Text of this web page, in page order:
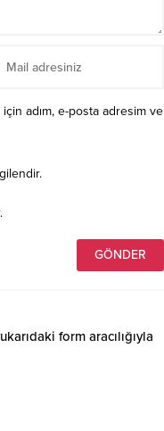
için adım, e-posta adresim ve
form aracılığıyla